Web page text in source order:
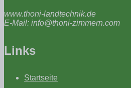
www.thoni-landtechnik.de
E-Mail: info@thoni-zimmern.com
Links
Startseite